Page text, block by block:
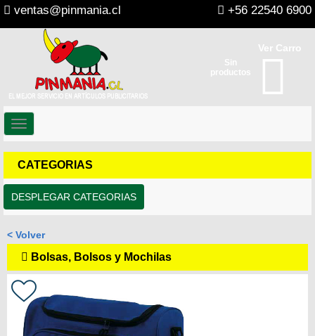
ventas@pinmania.cl +56 22540 6900
Ver Carro
Sin
productos
Toggle
navigation
CATEGORIAS
DESPLEGAR CATEGORIAS
< Volver
Bolsas, Bolsos y Mochilas